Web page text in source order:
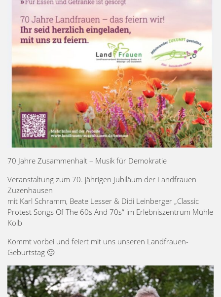
70 Jahre Zusammenhalt – Musik für Demokratie
Veranstaltung zum 70. jährigen Jubiläum der Landfrauen
Zuzenhausen
mit Karl Schramm, Beate Lesser & Didi Leinberger „Classic
Protest Songs Of The 60s And 70s“ im Erlebniszentrum Mühle
Kolb
Kommt vorbei und feiert mit uns unseren Landfrauen-
Geburtstag 🙂